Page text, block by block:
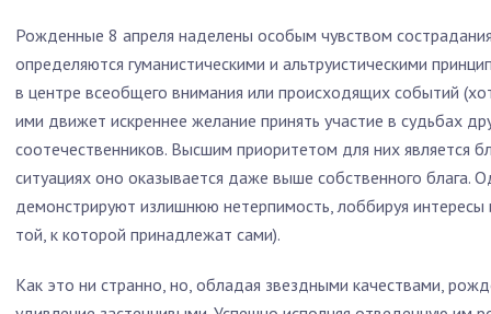
Рожденные 8 апреля наделены особым чувством
определяются гуманистическими и альтруистическими
в центре всеобщего внимания или происходящих событий
ими движет искреннее желание принять участие в судьбах
соотечественников. Высшим приоритетом для них является
ситуациях оно оказывается даже выше собственного блага.
демонстрируют излишнюю нетерпимость, лоббируя интересы
той, к которой принадлежат сами).
Как это ни странно, но, обладая звездными качествами,